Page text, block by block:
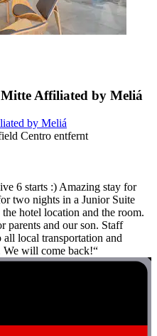
Mitte Affiliated by Meliá
by Meliá
Centro entfernt
6 starts :) Amazing stay for
two nights in a Junior Suite
hotel location and the room.
parents and our son. Staff
all local transportation and
We will come back!“